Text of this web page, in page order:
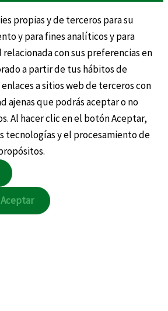
propias y de terceros para su
y para fines analíticos y para
con sus preferencias en
a partir de tus hábitos de
a sitios web de terceros con
ajenas que podrás aceptar o no
Al hacer clic en el botón Aceptar,
tecnologías y el procesamiento de
Aceptar